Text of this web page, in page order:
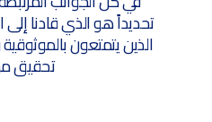
تحديداً هو الذي قادنا إلى
الذين يتمتعون
تحقيق